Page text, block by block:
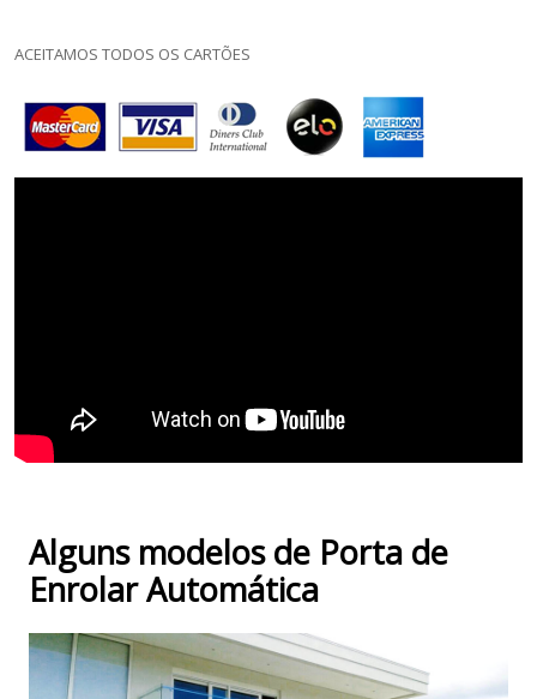
ACEITAMOS TODOS OS CARTÕES
Alguns modelos de Porta de
Enrolar Automática